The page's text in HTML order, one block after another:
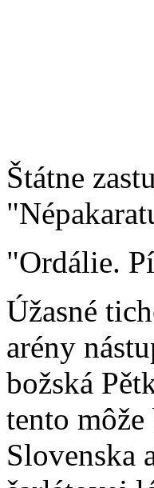
Štátne
"Ordálie.
Úžasné
arény
božská
tento
Slovenska